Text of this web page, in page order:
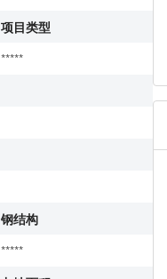
项目类型
*****
钢结构
*****